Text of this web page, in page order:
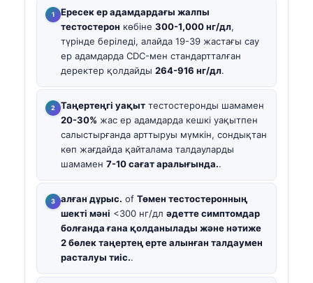
Ересек ер адамдардағы жалпы
тестостерон көбіне 300-1,000 нг/дл,
түрінде беріледі, алайда 19-39 жастағы сау
ер адамдарда CDC-мен стандартталған
деректер қолдайды 264-916 нг/дл.
Таңертеңгі уақыт тестостеронды шамамен
20-30% жас ер адамдарда кешкі уақытпен
салыстырғанда арттыруы мүмкін, сондықтан
көп жағдайда қайталама талдауларды
шамамен 7-10 сағат аралығында..
алған дұрыс. of Төмен тестостеронның
шекті мәні <300 нг/дл әдетте симптомдар
болғанда ғана қолданылады және нәтиже
2 бөлек таңертең ерте алынған талдаумен
расталуы тиіс..